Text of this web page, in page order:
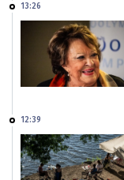
13:26
12:39